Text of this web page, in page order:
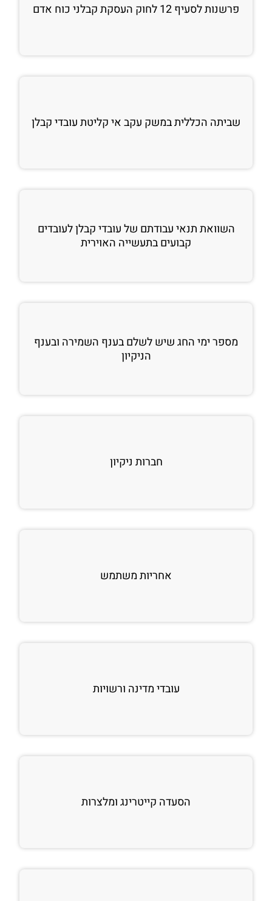
פרשנות לסעיף 12 לחוק העסקת קבלני כוח אדם
שביתה הכללית במשק עקב אי קליטת עובדי קבלן
השוואת תנאי עבודתם של עובדי קבלן לעובדים
קבועים בתעשייה האוירית
מספר ימי החג שיש לשלם בענף השמירה ובענף
הניקיון
חברות ניקיון
אחריות משתמש
עובדי מדינה ורשויות
הסעדה קייטרינג ומלצרות